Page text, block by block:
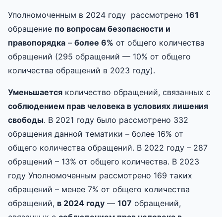
Уполномоченным в 2024 году рассмотрено 161
обращение по вопросам безопасности и
правопорядка – более 6% от общего количества
обращений (295 обращений — 10% от общего
количества обращений в 2023 году).
Уменьшается количество обращений, связанных с
соблюдением прав человека в условиях лишения
свободы. В 2021 году было рассмотрено 332
обращения данной тематики – более 16% от
общего количества обращений. В 2022 году – 287
обращений – 13% от общего количества. В 2023
году Уполномоченным рассмотрено 169 таких
обращений – менее 7% от общего количества
обращений, в 2024 году — 107 обращений,